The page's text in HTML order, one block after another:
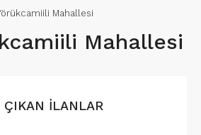
Mahallesi
Mahallesi
ÇIKAN İLANLAR